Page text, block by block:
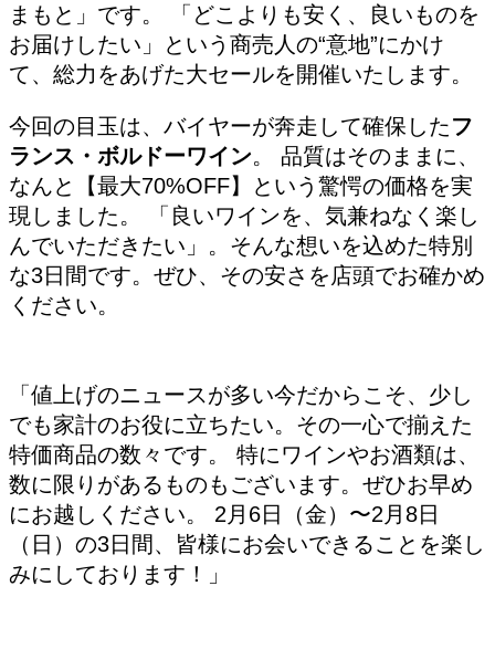
まもと」です。 「どこよりも安く、良いものを
お届けしたい」という商売人の“意地”にかけ
て、総力をあげた大セールを開催いたします。
今回の目玉は、バイヤーが奔走して確保したフ
ランス・ボルドーワイン。 品質はそのままに、
なんと【最大70%OFF】という驚愕の価格を実
現しました。 「良いワインを、気兼ねなく楽し
んでいただきたい」。そんな想いを込めた特別
な3日間です。ぜひ、その安さを店頭でお確かめ
ください。
「値上げのニュースが多い今だからこそ、少し
でも家計のお役に立ちたい。その一心で揃えた
特価商品の数々です。 特にワインやお酒類は、
数に限りがあるものもございます。ぜひお早め
にお越しください。 2月6日（金）〜2月8日
（日）の3日間、皆様にお会いできることを楽し
みにしております！」